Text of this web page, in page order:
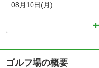
08月10日(月)
ゴルフ場の概要